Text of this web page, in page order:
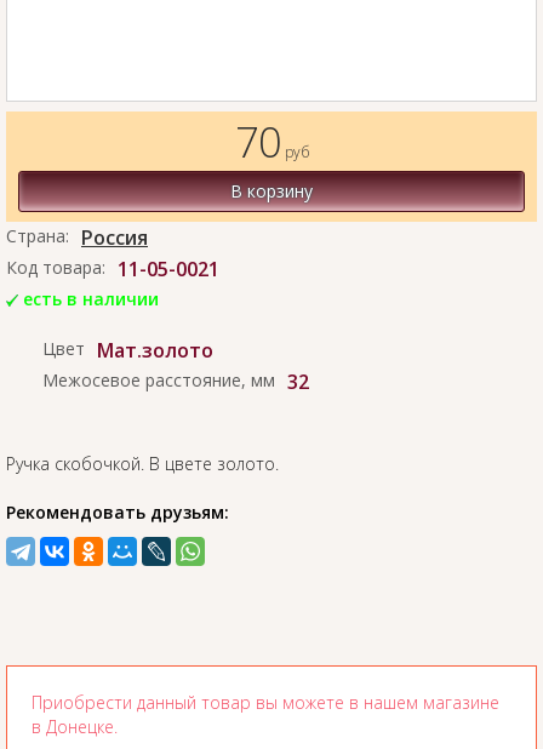
70 руб
В корзину
Страна:
Россия
Код товара: 11-05-0021
есть в наличии
Цвет Мат.золото
Межосевое расстояние, мм 32
Ручка скобочкой. В цвете золото.
Рекомендовать друзьям:
Приобрести данный товар вы можете в нашем магазине
в Донецке.